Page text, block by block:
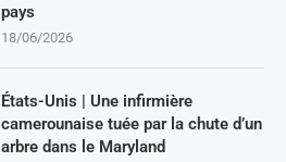
pays
18/06/2026
États-Unis | Une infirmière
camerounaise tuée par la chute d’un
arbre dans le Maryland